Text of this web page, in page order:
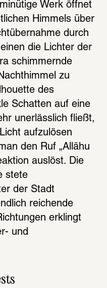
Werk öffnet
Himmels über
durch
die Lichter der
schimmernde
zu
des
Schatten auf eine
unerlässlich fließt,
aufzulösen
den Ruf „Allāhu
auslöst. Die
stete
der Stadt
reichende
erklingt
und